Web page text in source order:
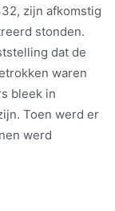
zijn afkomstig
stonden.
dat de
waren
bleek in
Toen werd er
werd